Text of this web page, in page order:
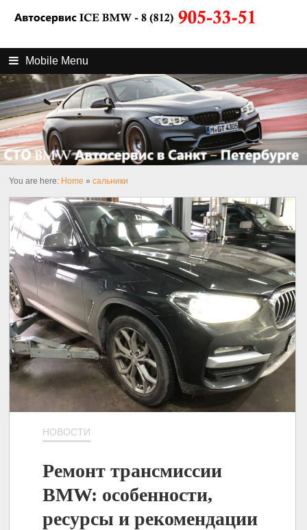
Mobile Menu
You are here: Home »сальники
НОВОСТИ
Ремонт трансмиссии
BMW: особенности,
ресурсы и рекомендации